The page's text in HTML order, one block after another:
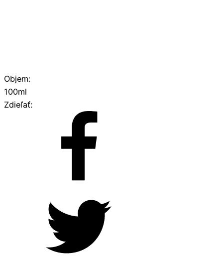
Objem:
100ml
Zdieľať: